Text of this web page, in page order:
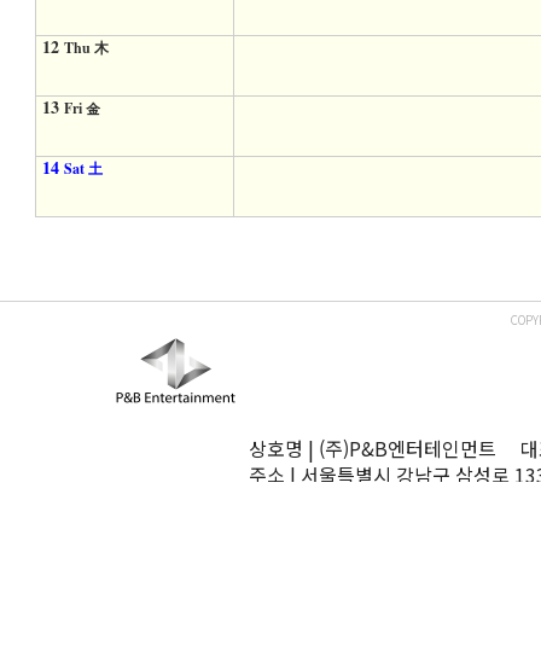
12 Thu 木
13 Fri 金
14 Sat 土
상호명 | (주)P&B엔터테인먼트
주소 | 서울특별시 강남구 삼성로